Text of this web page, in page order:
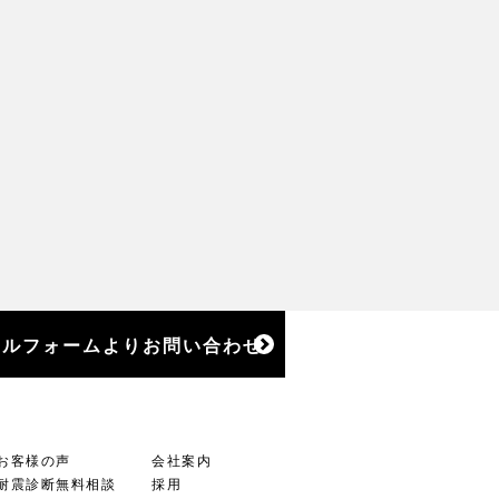
フォームよりお問い合わせ
客様の声
震診断無料相談
会社案内
採用